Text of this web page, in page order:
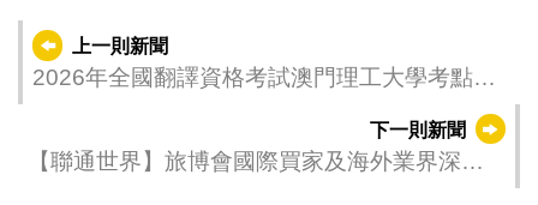
上一則新聞
2026年全國翻譯資格考試澳門理工大學考點現
下一則新聞
【聯通世界】旅博會國際買家及海外業界深度